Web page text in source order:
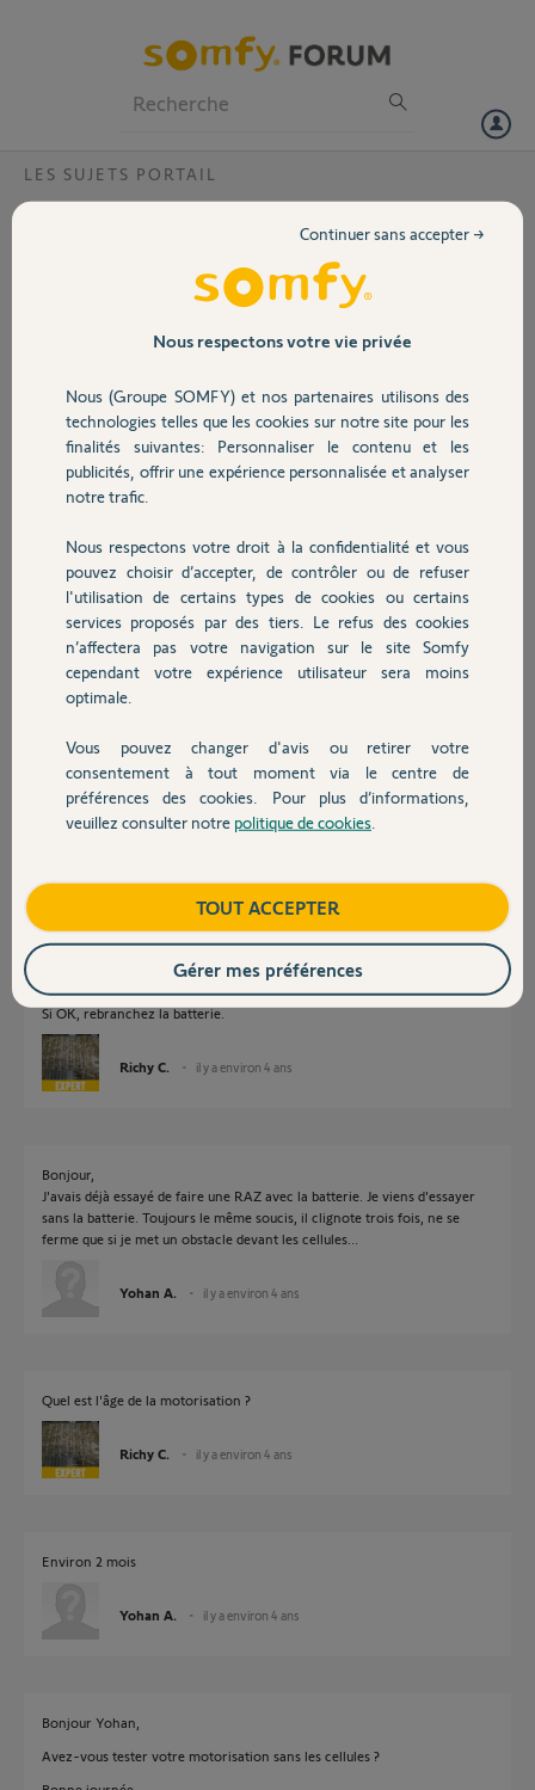
Volet
Sécurité
Domotique
Chauffage
Autres produits
Devis avec un pro
Contact
LES SUJETS PORTAIL
Photocellule slidemoove 600
Je rencontre un problème avec les photocellules.
La lumière du moteur clignote 3 fois mais j'ai vérifier le câblage
plusieurs fois, je l'ai inversé aussi "pour voir", j'ai vérifié le voltage aux
bornes (24 volts à toutes les bornes) et le voyant rouge de la
Par contre, lorsque je "cache " le faisceau avec la main, le portail
fonctionne normalement alors qu'il ne devrait pas puisqu'il y a un
obstacle...
Merci pour votre aide.
Yohan A.
il y a environ 4 ans
Participer au fil de discussion
Réponses
Bonjour,
Débranchez la batterie.
Faites la reconnaissance d'au moins une télécommande,
paramétrage des fins de courses.
Constatez si le fonctionnement redevient normal.
Si OK, rebranchez la batterie.
Richy C. il y a environ 4 ans
Bonjour,
J'avais déjà essayé de faire une RAZ avec la batterie. Je viens d'essayer
sans la batterie. Toujours le même soucis, il clignote trois fois, ne se
ferme que si je met un obstacle devant les cellules...
Yohan A. il y a environ 4 ans
Quel est l'âge de la motorisation ?
Richy C. il y a environ 4 ans
Environ 2 mois
Yohan A. il y a environ 4 ans
Bonjour Yohan,
Avez-vous tester votre motorisation sans les cellules ?
Nous respectons votre vie privée
Nous (Groupe SOMFY) et nos partenaires utilisons des
technologies telles que les cookies sur notre site pour les
finalités suivantes: Personnaliser le contenu et les
publicités, offrir une expérience personnalisée et analyser
notre trafic.
Nous respectons votre droit à la confidentialité et vous
pouvez choisir d’accepter, de contrôler ou de refuser
l'utilisation de certains types de cookies ou certains
services proposés par des tiers. Le refus des cookies
n’affectera pas votre navigation sur le site Somfy
cependant votre expérience utilisateur sera moins
optimale.
Vous pouvez changer d'avis ou retirer votre
consentement à tout moment via le centre de
préférences des cookies. Pour plus d’informations,
veuillez consulter notre politique de cookies
Continuer sans accepter →
TOUT ACCEPTER
Gérer mes préférences